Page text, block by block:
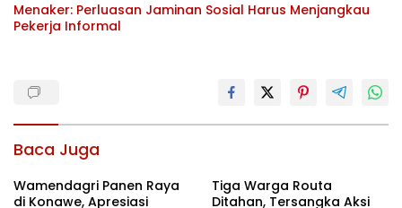
Menaker: Perluasan Jaminan Sosial Harus Menjangkau
Pekerja Informal
Baca Juga
Wamendagri Panen Raya
di Konawe, Apresiasi
Tiga Warga Routa
Ditahan, Tersangka Aksi